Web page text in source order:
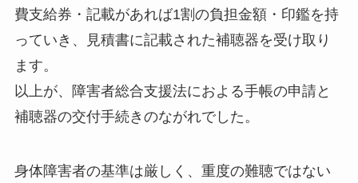
費支給券・記載があれば1割の負担金額・印鑑を持
っていき、見積書に記載された補聴器を受け取り
ます。
以上が、障害者総合支援法におよる手帳の申請と
補聴器の交付手続きのながれでした。
身体障害者の基準は厳しく、重度の難聴ではない